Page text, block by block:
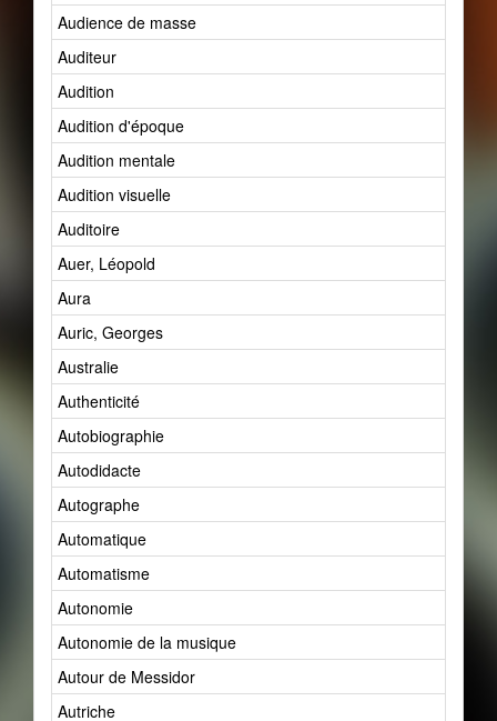
Audience de masse
Auditeur
Audition
Audition d'époque
Audition mentale
Audition visuelle
Auditoire
Auer, Léopold
Aura
Auric, Georges
Australie
Authenticité
Autobiographie
Autodidacte
Autographe
Automatique
Automatisme
Autonomie
Autonomie de la musique
Autour de Messidor
Autriche